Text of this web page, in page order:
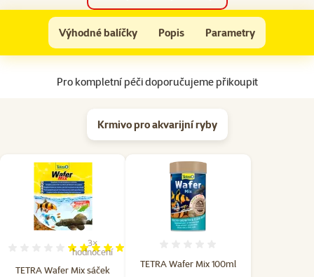
Rak mexický zakrslý – Cambarellus patzcuarensis Orange
Výhodné balíčky Popis Parametry
Na začátek stránky
Pro kompletní péči doporučujeme přikoupit
Krmivo pro akvarijní ryby
TETRA Wafer Mix sáček
Hodnocení 100%, počet hodnocení: 3
3×
hodnocení
TETRA Wafer Mix 100ml